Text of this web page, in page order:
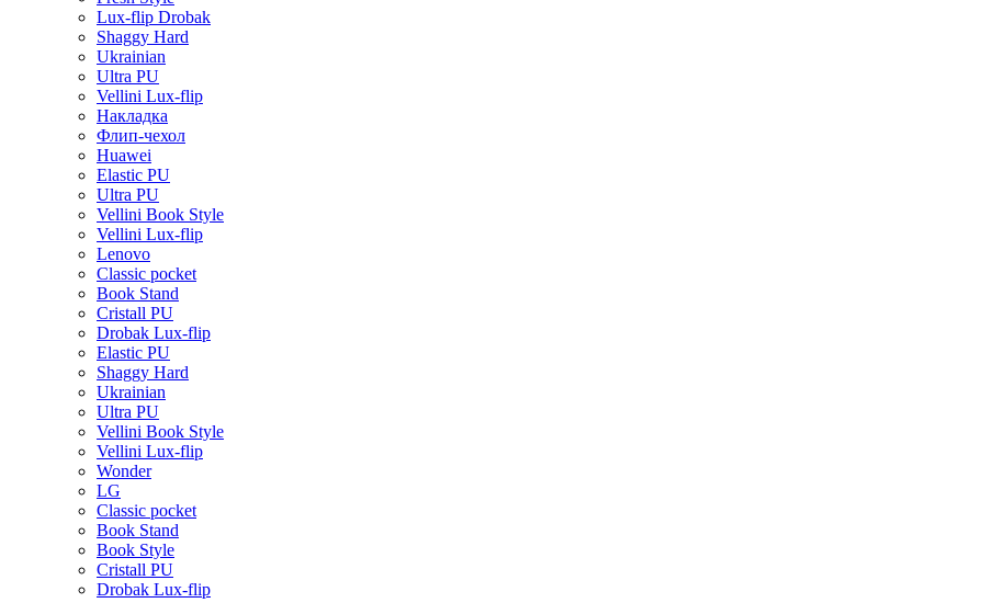
Lux-flip Drobak
Shaggy Hard
Ukrainian
Ultra PU
Vellini Lux-flip
Накладка
Флип-чехол
Huawei
Elastic PU
Ultra PU
Vellini Book Style
Vellini Lux-flip
Lenovo
Classic pocket
Book Stand
Cristall PU
Drobak Lux-flip
Elastic PU
Shaggy Hard
Ukrainian
Ultra PU
Vellini Book Style
Vellini Lux-flip
Wonder
LG
Classic pocket
Book Stand
Book Style
Cristall PU
Drobak Lux-flip